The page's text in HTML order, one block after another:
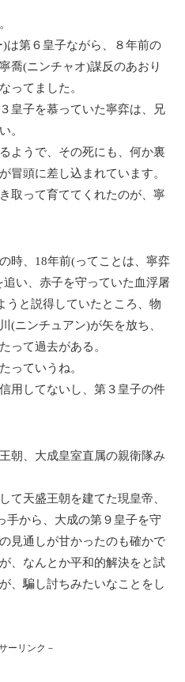
は第６皇子ながら、８年前の
喬(ニンチャオ)謀反のあおり
ってました。
皇子を慕っていた寧弈は、兄
。
ようで、その死にも、何か裏
冒頭に差し込まれています。
取って育ててくれたのが、寧
時、18年前(ってことは、寧弈
い、赤子を守っていた血浮屠
うと説得していたところ、物
(ニンチュアン)が矢を放ち、
って過去がある。
っていうね。
用してないし、第３皇子の件
朝、大成皇室直属の親衛隊み
て天盛王朝を建てた現皇帝、
手から、大成の第９皇子を守
見通しが甘かったのも確かで
、なんとか平和的解決をと試
、騙し討ちみたいなことをし
ーリンク－